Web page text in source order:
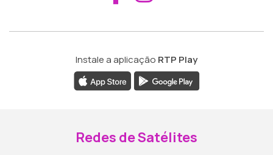
Instale a aplicação RTP Play
Redes de Satélites